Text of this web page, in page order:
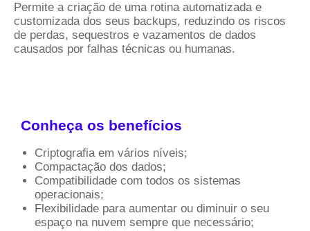
Permite a criação de uma rotina automatizada e
customizada dos seus backups, reduzindo os riscos
de perdas, sequestros e vazamentos de dados
causados por falhas técnicas ou humanas.
Conheça os benefícios
Criptografia em vários níveis;
Compactação dos dados;
Compatibilidade com todos os sistemas
operacionais;
Flexibilidade para aumentar ou diminuir o seu
espaço na nuvem sempre que necessário;